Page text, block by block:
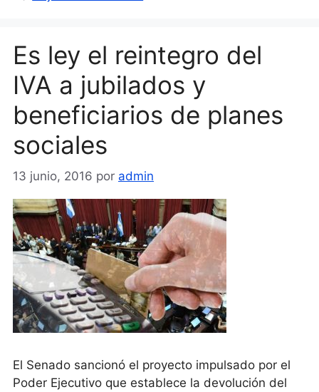
Es ley el reintegro del
IVA a jubilados y
beneficiarios de planes
sociales
13 junio, 2016 por admin
El Senado sancionó el proyecto impulsado por el
Poder Ejecutivo que establece la devolución del